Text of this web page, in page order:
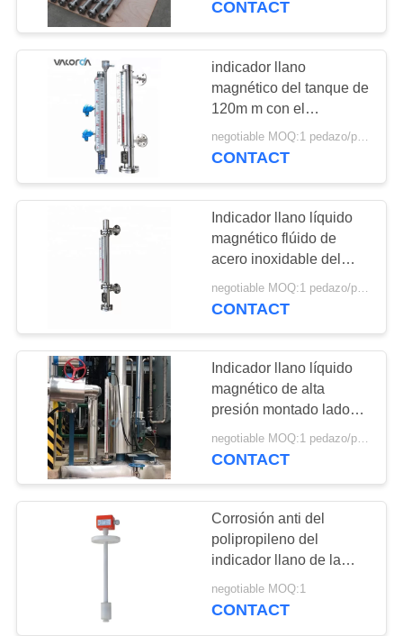
CONTACT
indicador llano
magnético del tanque de
120m m con el
interruptor magnético del
sensor llano del flotador
negotiable MOQ:1 pedazo/pedazo
CONTACT
Indicador llano líquido
magnético flúido de
acero inoxidable del
control 0.45g/Cm3
CONTACT
Indicador llano líquido
magnético de alta
presión montado lado
PN2.5
negotiable MOQ:1 pedazo/pedazo
CONTACT
Corrosión anti del
polipropileno del
indicador llano de la
bola de flotador del
tanque del agua y de
negotiable MOQ:1
CONTACT